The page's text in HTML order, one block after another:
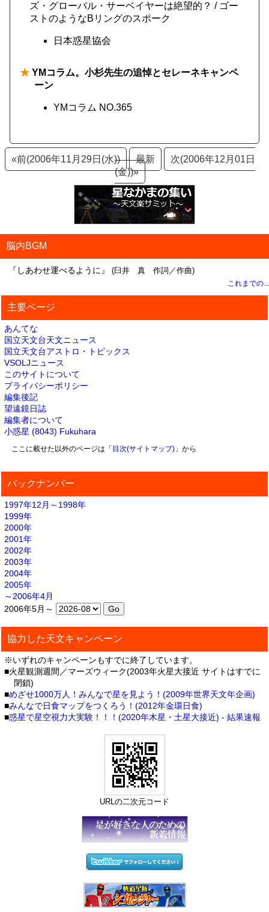
ズ・グローバル・サーベイヤーは絶望的？ / ゴー
ストのようなBリングのスポーク
日本惑星協会
★ YMコラム。小杉先生の追悼とセレーネキャンペ
ーン
YMコラム NO.365
«前(2006年11月29日(水)) 最新
次(2006年12月01日
(金))»
脳内BGM
『しあわせ運べるように』 (臼井 真 作詞／作曲)
これまでの...
主要ページ
あんてな
国立天文台天文ニュース
国立天文台アストロ・トピックス
VSOLJニュース
このサイトについて
プライバシーポリシー
編集後記
望遠鏡日誌
編集者について
小惑星 (8043) Fukuhara
ここに載せた以外のページは「 目次(サイトマップ)」から
バックナンバー
1997年12月～1998年
1999年
2000年
2001年
2002年
2003年
2004年
2005年
～2006年4月
2006年5月～
協力した天文キャンペーン
※いずれのキャンペーンもすでに終了しています。
■火星観測週間／マーズウィーク(2003年火星大接近 サイトはすでに
閉鎖)
■めざせ1000万人！みんなで星を見よう！(2009年世界天文年企画)
■みんなで日食マップをつくろう！(2012年金環日食)
■惑星で星空視力大実験！！！(2020年木星・土星大接近) - 結果速報
URLの二次元コード